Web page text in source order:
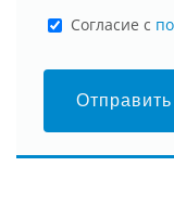
Cогласие с
Отправить